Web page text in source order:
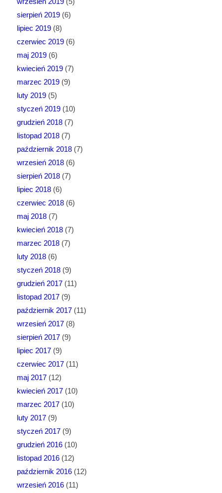
sierpień 2019(6)
lipiec 2019(8)
czerwiec 2019(6)
maj 2019(6)
kwiecień 2019(7)
marzec 2019(9)
luty 2019(5)
styczeń 2019(10)
grudzień 2018(7)
listopad 2018(7)
październik 2018(7)
wrzesień 2018(6)
sierpień 2018(7)
lipiec 2018(6)
czerwiec 2018(6)
maj 2018(7)
kwiecień 2018(7)
marzec 2018(7)
luty 2018(6)
styczeń 2018(9)
grudzień 2017(11)
listopad 2017(9)
październik 2017(11)
wrzesień 2017(8)
sierpień 2017(9)
lipiec 2017(9)
czerwiec 2017(11)
maj 2017(12)
kwiecień 2017(10)
marzec 2017(10)
luty 2017(9)
styczeń 2017(9)
grudzień 2016(10)
listopad 2016(12)
październik 2016(12)
wrzesień 2016(11)